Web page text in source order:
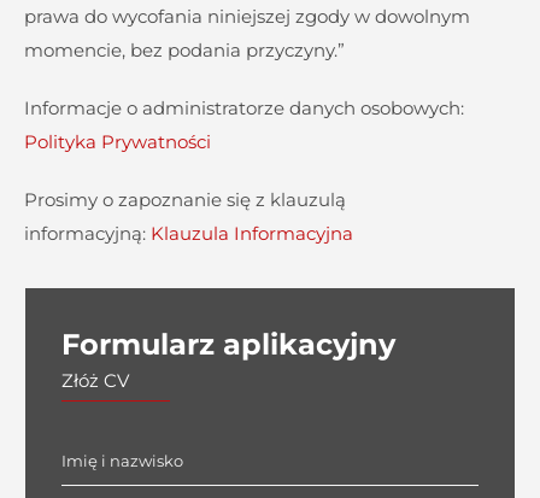
prawa do wycofania niniejszej zgody w dowolnym
momencie, bez podania przyczyny.”
Informacje o administratorze danych osobowych:
Polityka Prywatności
Prosimy o zapoznanie się z klauzulą
informacyjną: Klauzula Informacyjna
Formularz aplikacyjny
Złóż CV